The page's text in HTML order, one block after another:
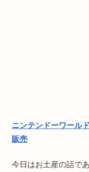
ニンテンドーワール
販売
今日はお土産の話であ